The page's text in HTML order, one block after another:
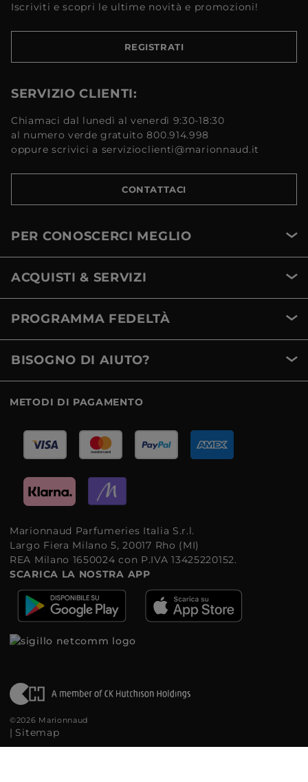
Iscriviti e scopri le ultime novità e promozioni!
REGISTRATI
SERVIZIO CLIENTI:
Chiamaci dal lunedì al venerdì 9:30-18:30
al numero verde gratuito 800.914.998
oppure scrivici a servizioclienti@marionnaud.it
CONTATTACI
PER CONOSCERCI MEGLIO
ACQUISTI & SERVIZI
PROGRAMMA FEDELTÀ
BISOGNO DI AIUTO?
METODI DI PAGAMENTO
Marionnaud Parfumeries Italia S.r.l.
Largo Fiera Milano 5, 20017 Rho (MI)
REA Milano 1650024 con P.IVA 13425220152.
SCARICA LA NOSTRA APP
©2026 Marionnaud
| Sitemap